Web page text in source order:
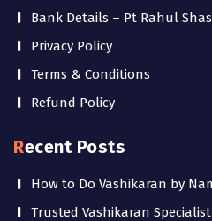
Bank Details – Pt Rahul
Privacy Policy
Terms & Conditions
Refund Policy
Recent Posts
How to Do Vashikaran by
Trusted Vashikaran